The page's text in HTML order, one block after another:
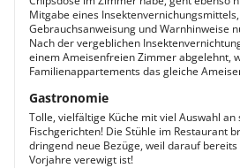
Mitgabe eines
Gebrauchsanweisung und Warnhinweise
Nach der vergeblichen
einem Ameisenfreien Zimmer abgelehnt,
Familienappartements das gleiche
Gastronomie
Tolle, vielfältige Küche mit viel Auswahl an
Fischgerichten! Die Stühle im Restaurant
dringend neue Bezüge, weil darauf
Vorjahre verewigt ist!